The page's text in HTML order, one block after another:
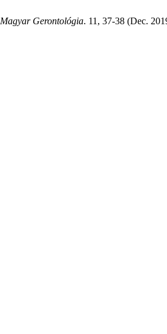
Magyar Gerontológia. 11, 37-38 (Dec.